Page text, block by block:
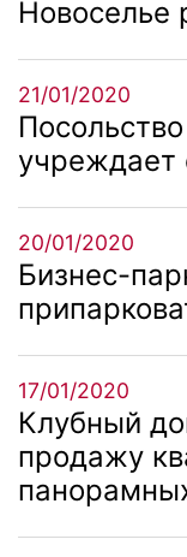
Новоселье
21/01/2020
учреждает
20/01/2020
Бизнес-
17/01/2020
Клубный
продажу